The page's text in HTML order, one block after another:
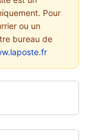
Pour
ou un
bureau de